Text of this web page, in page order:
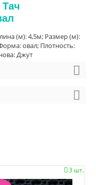
(м): 4,5м; Размер (м):
овал; Плотность:
Джут
3 шт.
